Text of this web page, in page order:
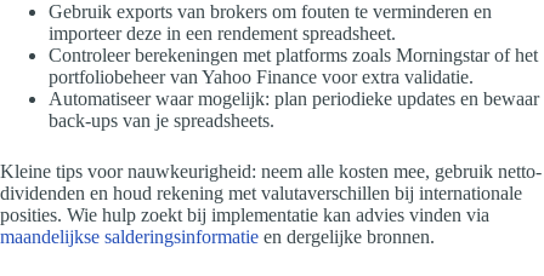
Gebruik exports van brokers om fouten te verminderen en
importeer deze in een rendement spreadsheet.
Controleer berekeningen met platforms zoals Morningstar of het
portfoliobeheer van Yahoo Finance voor extra validatie.
Automatiseer waar mogelijk: plan periodieke updates en bewaar
back-ups van je spreadsheets.
Kleine tips voor nauwkeurigheid: neem alle kosten mee, gebruik netto-
dividenden en houd rekening met valutaverschillen bij internationale
posities. Wie hulp zoekt bij implementatie kan advies vinden via
maandelijkse salderingsinformatie en dergelijke bronnen.